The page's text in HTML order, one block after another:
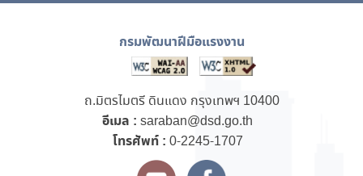
กรมพัฒนาฝีมือแรงงาน
ถ.มิตรไมตรี ดินแดง กรุงเทพฯ 10400
อีเมล : saraban@dsd.go.th
โทรศัพท์ : 0-2245-1707